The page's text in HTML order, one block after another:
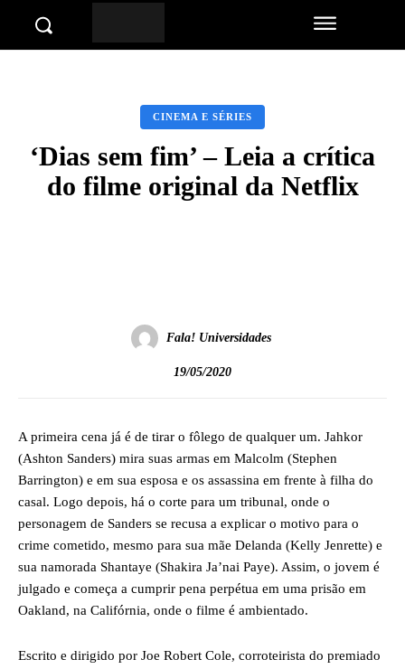
CINEMA E SÉRIES
‘Dias sem fim’ – Leia a crítica
do filme original da Netflix
Fala! Universidades
19/05/2020
A primeira cena já é de tirar o fôlego de qualquer um. Jahkor
(Ashton Sanders) mira suas armas em Malcolm (Stephen
Barrington) e em sua esposa e os assassina em frente à filha do
casal. Logo depois, há o corte para um tribunal, onde o
personagem de Sanders se recusa a explicar o motivo para o
crime cometido, mesmo para sua mãe Delanda (Kelly Jenrette) e
sua namorada Shantaye (Shakira Ja’nai Paye). Assim, o jovem é
julgado e começa a cumprir pena perpétua em uma prisão em
Oakland, na Califórnia, onde o filme é ambientado.
Escrito e dirigido por Joe Robert Cole, corroteirista do premiado